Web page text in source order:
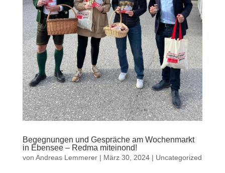
Begegnungen und Gespräche am Wochenmarkt
in Ebensee – Redma miteinond!
von Andreas Lemmerer| März 30, 2024| Uncategorized